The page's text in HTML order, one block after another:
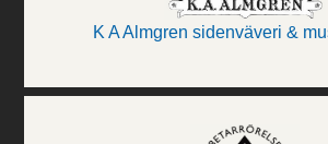
K A Almgren sidenväveri &